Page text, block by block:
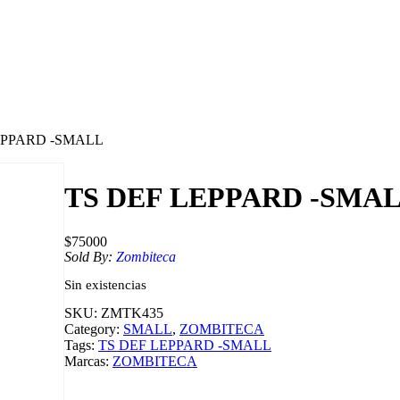
-SMALL
TS DEF LEPPARD -
$75000
Sold By: Zombiteca
Sin existencias
SKU: ZMTK435
Category: SMALL, ZOMBITECA
Tags: TS DEF LEPPARD -SMALL
Marcas: ZOMBITECA